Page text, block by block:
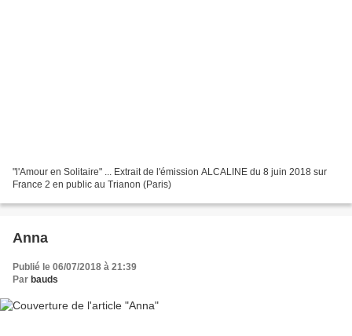
"l'Amour en Solitaire" ... Extrait de l'émission ALCALINE du 8 juin 2018 sur
France 2 en public au Trianon (Paris)
Anna
Publié le 06/07/2018 à 21:39
Par bauds